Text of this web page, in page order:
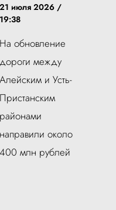
21 июля 2026 /
19:38
На обновление
дороги между
Алейским и Усть-
Пристанским
районами
направили около
400 млн рублей